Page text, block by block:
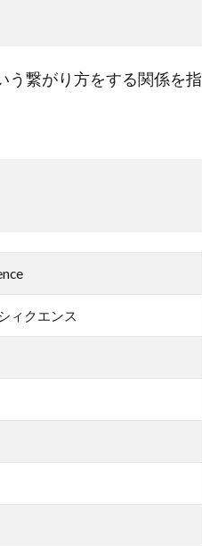
う繋がり方をする関係を指
ィクエンス